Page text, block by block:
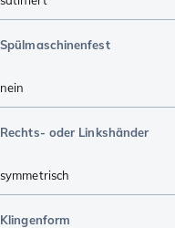
Spülmaschinenfest
nein
Rechts- oder Linkshänder
symmetrisch
Klingenform